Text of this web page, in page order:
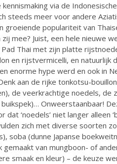
via de
steeds meer voor andere
groeiende populariteit van
mee? Juist, een hele nieuwe
Thai met zijn platte
en rijstvermicelli, en natuurlijk
enorme hype werd en ook in
aan de rijke tonkotsu-
de veerkrachtige noedels, de
Onweerstaanbaar!
dat ‘noedels’ niet langer alleen
zich met diverse soorten
soba (dunne Japanse
gemaakt van mungboon- of
smaak en kleur) – de keuze